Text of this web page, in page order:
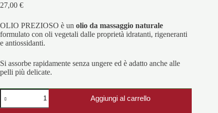
27,00 €
OLIO PREZIOSO è un olio da massaggio naturale
formulato con oli vegetali dalle proprietà idratanti, rigeneranti
e antiossidanti.
Si assorbe rapidamente senza ungere ed è adatto anche alle
pelli più delicate.
OLIO
PREZIOSO
da
Aggiungi al carrello